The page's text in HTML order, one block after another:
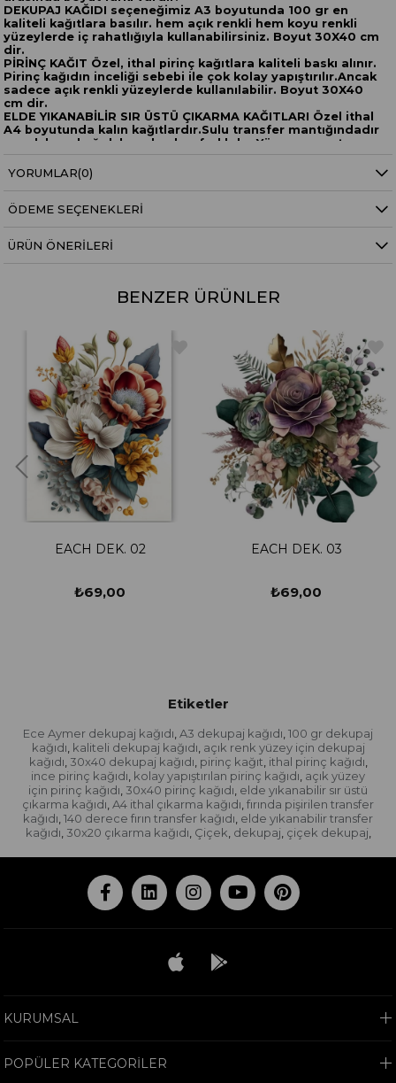
DEKUPAJ KAĞIDI seçeneğimiz A3 boyutunda 100 gr en
kaliteli kağıtlara basılır. hem açık renkli hem koyu renkli
yüzeylerde iç rahatlığıyla kullanabilirsiniz. Boyut 30X40 cm
dir.
PİRİNÇ KAĞIT Özel, ithal pirinç kağıtlara kaliteli baskı alınır.
Pirinç kağıdın inceliği sebebi ile çok kolay yapıştırılır.Ancak
sadece açık renkli yüzeylerde kullanılabilir. Boyut 30X40
cm dir.
ELDE YIKANABİLİR SIR ÜSTÜ ÇIKARMA KAĞITLARI Özel ithal
A4 boyutunda kalın kağıtlardır.Sulu transfer mantığındadır
ancak hem kağıdı hem baskısı farklıdır. Yüzeye yapıştırma
uygulandıktan sonra 140 derece ev tipi fırında 40 dakika
pişirilerek yüzeye sabitlenir.Elde yıkamaya elverişli hale
gelir. Boyut 30X20 cmdir.
YORUMLAR(0)
ÖDEME SEÇENEKLERI
ÜRÜN ÖNERILERI
BENZER ÜRÜNLER
EACH DEK. 02
₺69,00
EACH DEK. 03
₺69,00
Etiketler
Ece Aymer dekupaj kağıdı, A3 dekupaj kağıdı, 100 gr dekupaj
kağıdı, kaliteli dekupaj kağıdı, açık renk yüzey için dekupaj
kağıdı, 30x40 dekupaj kağıdı, pirinç kağıt, ithal pirinç kağıdı,
ince pirinç kağıdı, kolay yapıştırılan pirinç kağıdı, açık yüzey
için pirinç kağıdı, 30x40 pirinç kağıdı, elde yıkanabilir sır üstü
çıkarma kağıdı, A4 ithal çıkarma kağıdı, fırında pişirilen transfer
kağıdı, 140 derece fırın transfer kağıdı, elde yıkanabilir transfer
kağıdı, 30x20 çıkarma kağıdı, Çiçek, dekupaj, çiçek dekupaj,
KURUMSAL
POPÜLER KATEGORİLER